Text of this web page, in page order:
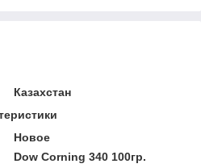
Казахстан
Новое
Dow Corning 340 100гр.